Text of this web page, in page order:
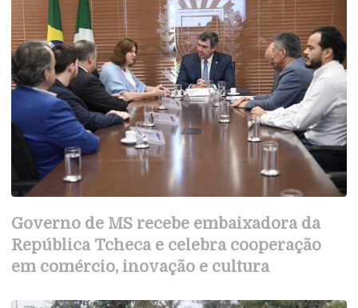
Governo de MS recebe embaixadora da
República Tcheca e celebra cooperação
em comércio, inovação e cultura